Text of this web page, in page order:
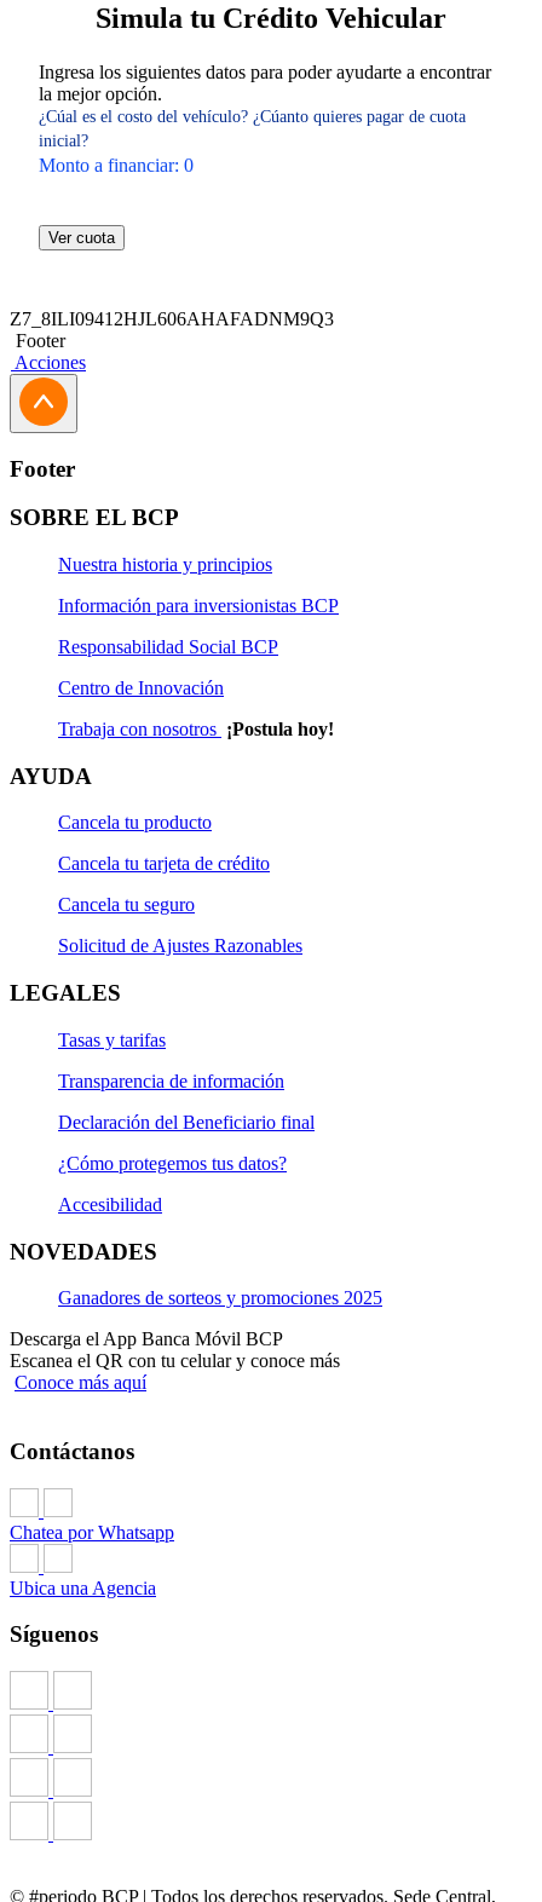
Simula tu Crédito Vehicular
Ingresa los siguientes datos para poder ayudarte a encontrar
la mejor opción.
¿Cúal es el costo del vehículo? ¿Cúanto quieres pagar de cuota
inicial?
Monto a financiar: 0
Ver cuota
Z7_8ILI09412HJL606AHAFADNM9Q3
Footer
Acciones
Footer
SOBRE EL BCP
Nuestra historia y principios
Información para inversionistas BCP
Responsabilidad Social BCP
Centro de Innovación
Trabaja con nosotros ¡Postula hoy!
AYUDA
Cancela tu producto
Cancela tu tarjeta de crédito
Cancela tu seguro
Solicitud de Ajustes Razonables
LEGALES
Tasas y tarifas
Transparencia de información
Declaración del Beneficiario final
¿Cómo protegemos tus datos?
Accesibilidad
NOVEDADES
Ganadores de sorteos y promociones 2025
Descarga el App Banca Móvil BCP
Escanea el QR con tu celular y conoce más
Conoce más aquí
Contáctanos
Chatea por Whatsapp
Ubica una Agencia
Síguenos
© #periodo BCP | Todos los derechos reservados. Sede Central,